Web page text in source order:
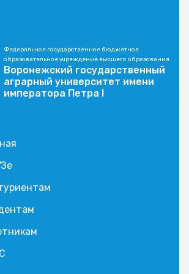
Федеральное государственное бюджетное
образовательное учреждение высшего образования
Воронежский государственный
аграрный университет имени
императора Петра I
процесс
деятельность
дистанционого обучения
отпуска
опрос!